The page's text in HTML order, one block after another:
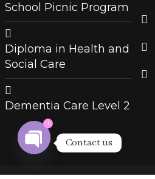
School Picnic Program
Diploma in Health and
Social Care
Dementia Care Level 2
Contact us
1